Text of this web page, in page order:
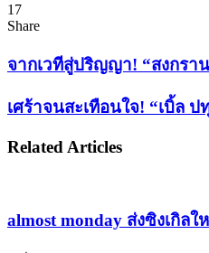
17
Facebook
X
Tumblr
Messenger
Messenger
Line
Share
via
Email
จาก
สู่
“สงกรานต์
หมวก
จากเวทีสู่ปริญญา! “สงกร
เศร้า
สะเทือน
ปทุม
เศร้าจนสะเทือนใจ! “เบิ้ล
Related Articles
almost monday ส่งซิงเกิล